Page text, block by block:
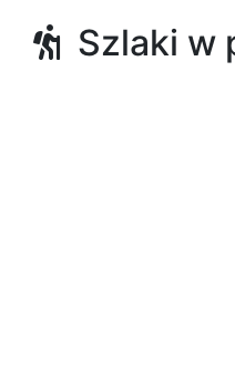
Szlaki w